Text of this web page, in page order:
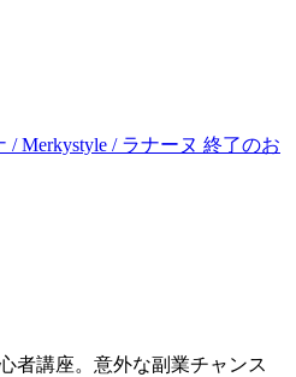
/ Merkystyle / ラナーヌ 終了のお
者講座。意外な副業チャンス